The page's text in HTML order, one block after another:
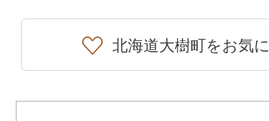
北海道大樹町をお気